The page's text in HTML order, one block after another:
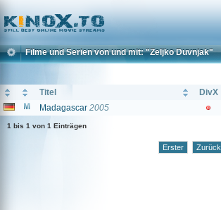
Home
Filme und Serien von und mit: "Zeljko Duvnjak"
Titel DivX
Madagascar 2005
1 bis 1 von 1 Einträgen
Erster Zurück